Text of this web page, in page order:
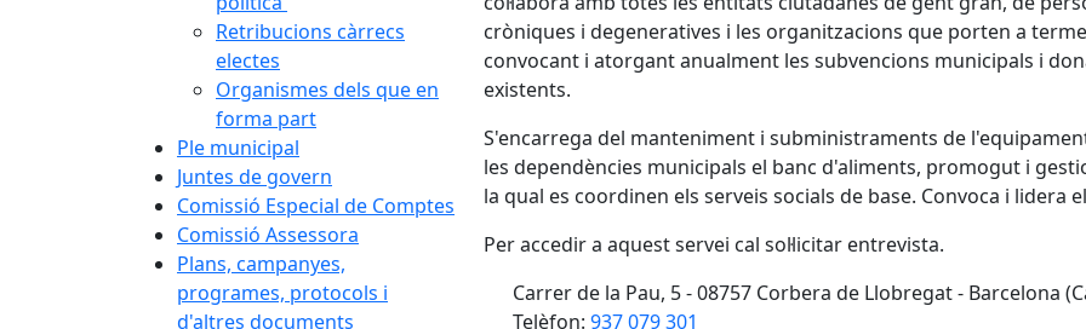
Retribucions càrrecs
electes
Organismes dels que en
forma part
Ple municipal
Juntes de govern
Comissió Especial de Comptes
Comissió Assessora
Plans, campanyes,
programes, protocols i
d'altres documents
cròniques i degeneratives i les organitzacions que porten a
convocant i atorgant anualment les subvencions municipals i
existents.
S'encarrega del manteniment i subministraments de
les dependències municipals el banc d'aliments, promogut i
la qual es coordinen els serveis socials de base. Convoca i lidera
Per accedir a aquest servei cal sol·licitar entrevista.
Carrer de la Pau, 5 - 08757 Corbera de Llobregat - Barcelona
Telèfon: 937 079 301